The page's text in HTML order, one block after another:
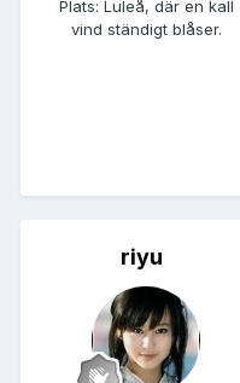
Plats: Luleå, där en kall
vind ständigt blåser.
riyu